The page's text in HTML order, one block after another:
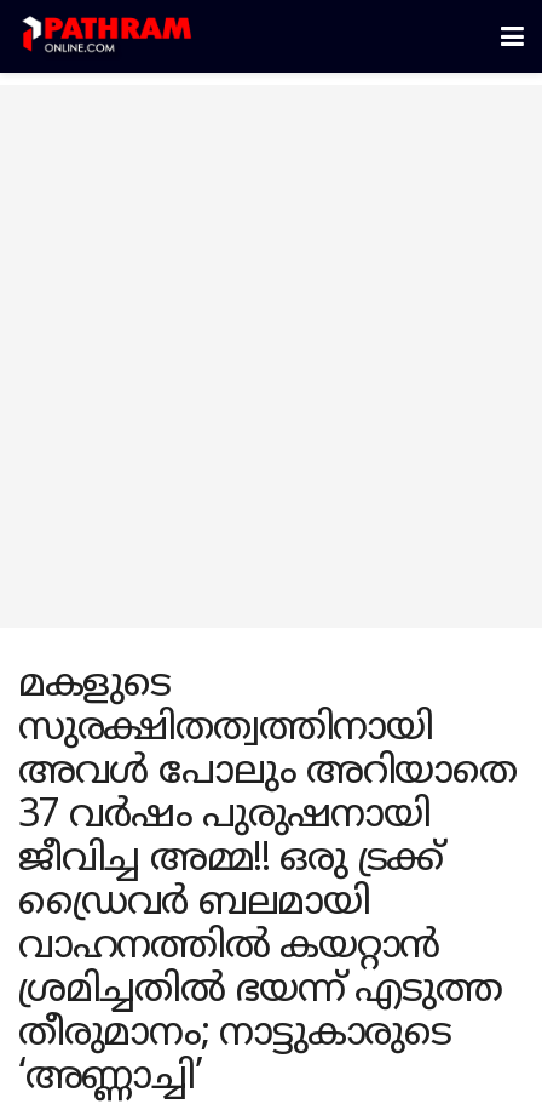
മകളുടെ
സുരക്ഷിതത്വത്തിനായി
അവൾ പോലും അറിയാതെ
37 വർഷം പുരുഷനായി
ജീവിച്ച അമ്മ!! ഒരു ട്രക്ക്
ഡ്രൈവർ ബലമായി
വാഹനത്തിൽ കയറ്റാൻ
ശ്രമിച്ചതിൽ ഭയന്ന് എടുത്ത
തീരുമാനം; നാട്ടുകാരുടെ
‘അണ്ണാച്ചി’